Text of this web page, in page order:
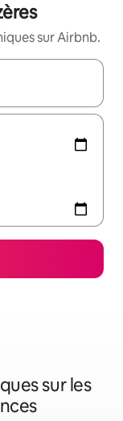
sur Airbnb.
les en utilisant
sur les